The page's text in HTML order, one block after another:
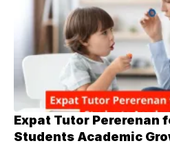
堂过程中，老师会不断鼓励学生
通工具，而不是考试科目。 另一
习进度，根据学生表现调整课程
统且具有连续性。 个性化课程让
都有不同学习目标，因此固定教
业巴厘岛英语家教通常会先了解
更加符合个人需求的学习计划。
表达，那么课堂将安排更多情境对
support inside the classroom.
experience challenges when
systems, different teaching
learning environments.
assistance helps children feel
Expat Tutor Pererenan
Students Academic